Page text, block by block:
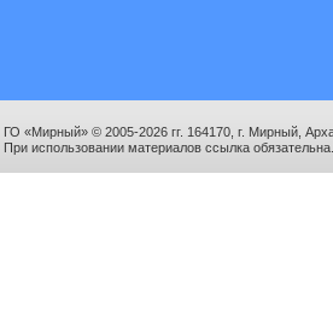
ГО «Мирный» © 2005-2026 гг. 164170, г. Мирный,
При использовании материалов ссылка обязательна.